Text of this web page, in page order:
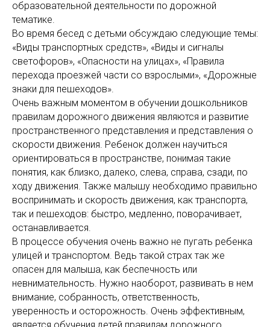
образовательной деятельности по дорожной
тематике.
Во время бесед с детьми обсуждаю следующие темы:
«Виды транспортных средств», «Виды и сигналы
светофоров», «Опасности на улицах», «Правила
перехода проезжей части со взрослыми», «Дорожные
знаки для пешеходов».
Очень важным моментом в обучении дошкольников
правилам дорожного движения являются и развитие
пространственного представления и представления о
скорости движения. Ребенок должен научиться
ориентироваться в пространстве, понимая такие
понятия, как близко, далеко, слева, справа, сзади, по
ходу движения. Также малышу необходимо правильно
воспринимать и скорость движения, как транспорта,
так и пешеходов: быстро, медленно, поворачивает,
останавливается.
В процессе обучения очень важно не пугать ребенка
улицей и транспортом. Ведь такой страх так же
опасен для малыша, как беспечность или
невнимательность. Нужно наоборот, развивать в нем
внимание, собранность, ответственность,
уверенность и осторожность. Очень эффективным,